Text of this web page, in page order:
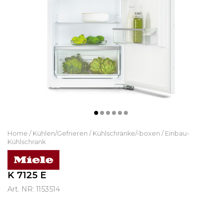
Home / Kühlen/Gefrieren / Kühlschränke/-boxen / Einbau-
Kühlschrank
K 7125 E
Art. NR: 1153514